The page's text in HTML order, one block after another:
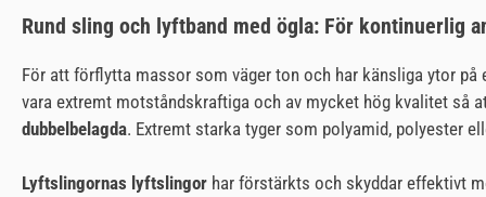
Rund sling och lyftband med ögla: För kontinuerlig
För att förflytta massor som väger ton och har känsliga ytor
vara extremt motståndskraftiga och av mycket hög kvalitet så
dubbelbelagda. Extremt starka tyger som polyamid, polyester
Lyftslingornas lyftslingor har förstärkts och skyddar effektivt